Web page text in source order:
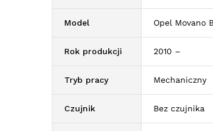
Model Opel Movano
Rok produkcji 2010 –
Tryb pracy Mechaniczny
Czujnik Bez czujnika